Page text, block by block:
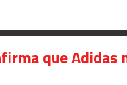
que Adidas